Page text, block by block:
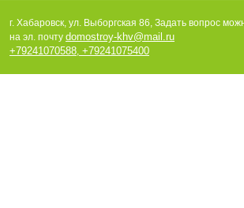
г. Хабаровск, ул. Выборгская 86, Задать вопрос
на эл. почту domostroy-khv@mail.ru
+79241070588, +79241075400